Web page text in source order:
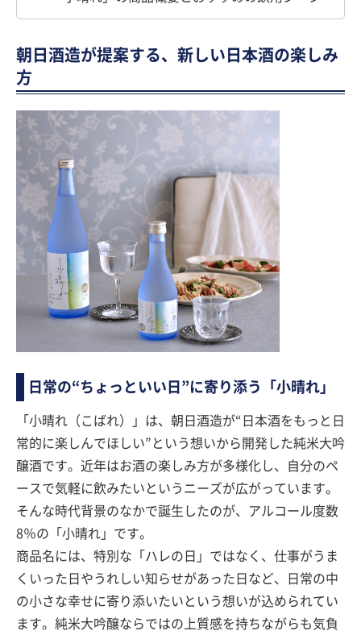
朝日酒造が提案する、新しい日本酒の楽しみ
方
日常の“ちょっといい日”に寄り添う「小晴れ」
「小晴れ（こばれ）」は、朝日酒造が“日本酒をもっと日
常的に楽しんでほしい”という想いから開発した純米大吟
醸酒です。近年はお酒の楽しみ方が多様化し、自分のペ
ースで気軽に飲みたいというニーズが広がっています。
そんな時代背景のなかで誕生したのが、アルコール度数
8％の「小晴れ」です。
商品名には、特別な「ハレの日」ではなく、仕事がうま
くいった日やうれしい知らせがあった日など、日常の中
の小さな幸せに寄り添いたいという想いが込められてい
ます。純米大吟醸ならではの上質感を持ちながらも気負